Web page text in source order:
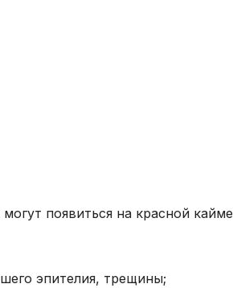
появиться на красной кайме
эпителия, трещины;